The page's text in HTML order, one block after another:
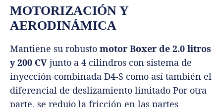
MOTORIZACIÓN Y
AERODINÁMICA
Mantiene su robusto motor Boxer de 2.0 litros
y 200 CV junto a 4 cilindros con sistema de
inyección combinada D4-S como así también el
diferencial de deslizamiento limitado Por otra
parte, se redujo la fricción en las partes